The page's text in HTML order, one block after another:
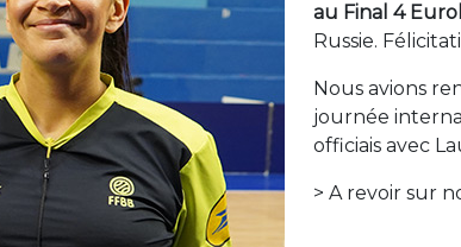
au Final 4
Russie.
Nous avions
journée
officiais avec
> A revoir sur